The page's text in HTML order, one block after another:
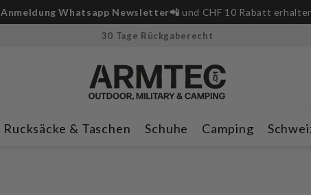
Anmeldung Whatsapp Newsletter📲 und CHF 10 Rabatt
30 Tage Rückgaberecht
Rucksäcke & Taschen Schuhe Camping